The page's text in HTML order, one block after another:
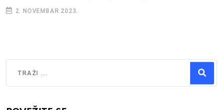
2. NOVEMBAR 2023.
Type 2 or more characters for results.